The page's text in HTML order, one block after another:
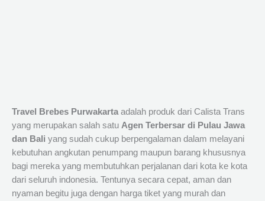
Travel Brebes Purwakarta adalah produk dari Calista Trans
yang merupakan salah satu Agen Terbersar di Pulau Jawa
dan Bali yang sudah cukup berpengalaman dalam melayani
kebutuhan angkutan penumpang maupun barang khususnya
bagi mereka yang membutuhkan perjalanan dari kota ke kota
dari seluruh indonesia. Tentunya secara cepat, aman dan
nyaman begitu juga dengan harga tiket yang murah dan